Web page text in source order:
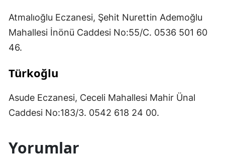
Atmalıoğlu Eczanesi, Şehit Nurettin Ademoğlu
Mahallesi İnönü Caddesi No:55/C. 0536 501 60
46.
Türkoğlu
Asude Eczanesi, Ceceli Mahallesi Mahir Ünal
Caddesi No:183/3. 0542 618 24 00.
Yorumlar